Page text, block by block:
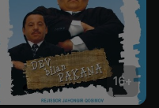
16+